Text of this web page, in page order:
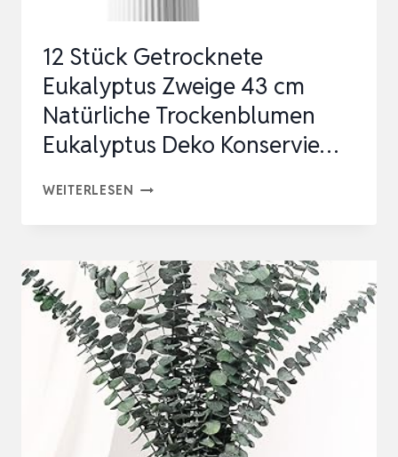
ERHALTENE
EUKAL…
12 Stück Getrocknete
Eukalyptus Zweige 43 cm
Natürliche Trockenblumen
Eukalyptus Deko Konservie…
WEITERLESEN 12
EUKALYPTUS
ZWEIGE
43
CM
NATÜRLICHE
TROCKENBLUMEN
EUKALYPTUS